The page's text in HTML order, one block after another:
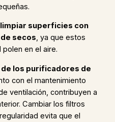
limpiar superficies con
secos, ya que estos
en el aire.
los purificadores de
con el mantenimiento
ventilación, contribuyen a
Cambiar los filtros
evita que el